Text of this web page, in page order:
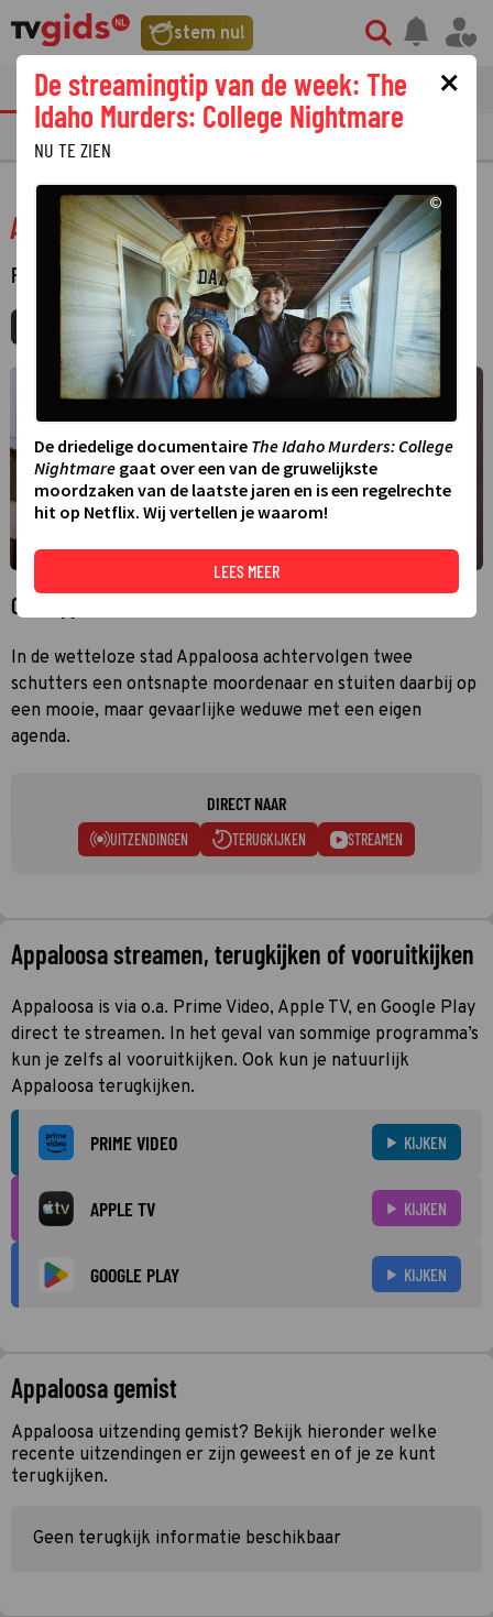
stem nu!
tvgids streaming nieuws
PRIMETIME GEMIST
Appaloosa
FILM WESTERN
MIJNGIDS AGENDA DELEN
Over Appaloosa
In de wetteloze stad Appaloosa achtervolgen twee
schutters een ontsnapte moordenaar en stuiten daarbij op
een mooie, maar gevaarlijke weduwe met een eigen
agenda.
DIRECT NAAR
UITZENDINGEN TERUGKIJKEN STREAMEN
Appaloosa streamen, terugkijken of vooruitkijken
Appaloosa is via o.a. Prime Video, Apple TV, en Google Play
direct te streamen. In het geval van sommige programma’s
kun je zelfs al vooruitkijken. Ook kun je natuurlijk
Appaloosa terugkijken.
PRIME VIDEO KIJKEN
APPLE TV KIJKEN
GOOGLE PLAY KIJKEN
Appaloosa gemist
Appaloosa uitzending gemist? Bekijk hieronder welke
recente uitzendingen er zijn geweest en of je ze kunt
terugkijken.
Geen terugkijk informatie beschikbaar
×
De streamingtip van de week: The
Idaho Murders: College Nightmare
NU TE ZIEN
©
De driedelige documentaire The Idaho Murders: College
Nightmare gaat over een van de gruwelijkste
moordzaken van de laatste jaren en is een regelrechte
hit op Netflix. Wij vertellen je waarom!
LEES MEER